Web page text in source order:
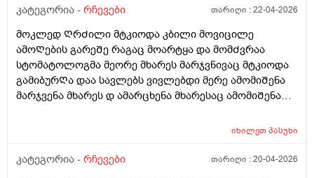
გასვლის Შემდეგ დაწყნარების მარა ისებ ბუყბუყიდა
ვსვავ ლაქტო-ჯ -ის 1Თვეა უკვე და გასტრიტოლის
წვეᲗები მიᲨველისნამაზე ან მეზიმ ფორტე? ვარ
26წლის ბიᲭი
კატეგორია - რჩევები თარიღი :22-04-2026
მოკლედ ᲦრᲫილი მტკიოდა კბილი მოვიცილე
ამოᲦების გარეᲨე რაგაც მოარტყა და მომᲫვრაა
სტომატოლოგმა მეორე მხარეს მარჯვნივაც მტკიოდა
გამიბურᲦა დაა სავლებს ვივლებდი მერე ამომიᲨენა
მარჯვენა მხარეს დ ამარცხენა მხარესაც ამომიᲨენა
და გამიარა ᲗიᲗქოს მომენტებᲨი მტკიოდა ცივზე
რაგაცნაირი გრᲫნობა მაქ მᲩხვლეტავი სუსტი
იხილეთპასუხი
კატეგორია - რჩევები თარიღი :20-04-2026